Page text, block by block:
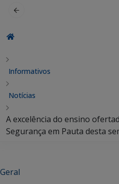
Informativos
Notícias
A excelência do ensino
Segurança em Pauta desta
Geral